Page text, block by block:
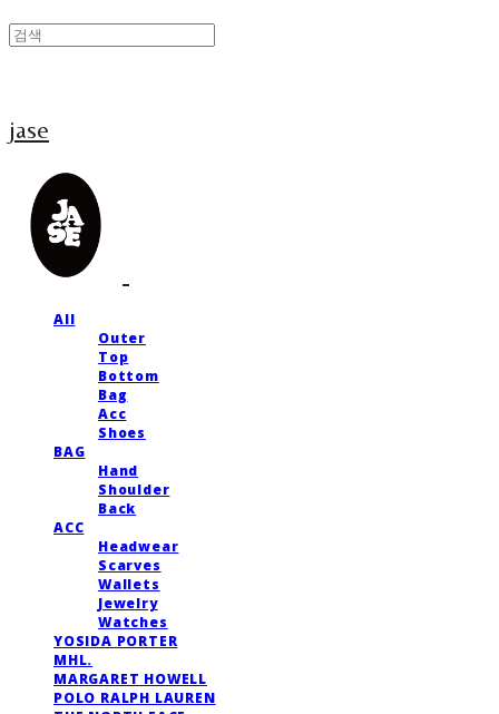
jase
All
Outer
Top
Bottom
Bag
Acc
Shoes
BAG
Hand
Shoulder
Back
ACC
Headwear
Scarves
Wallets
Jewelry
Watches
YOSIDA PORTER
MHL.
MARGARET HOWELL
POLO RALPH LAUREN